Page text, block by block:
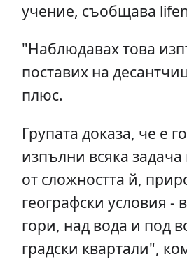
учение, съобщава
"Наблюдавах това
поставих на
плюс.
Групата доказа, че е
изпълни всяка
от сложността й,
географски условия -
гори, над вода и под
градски квартали",